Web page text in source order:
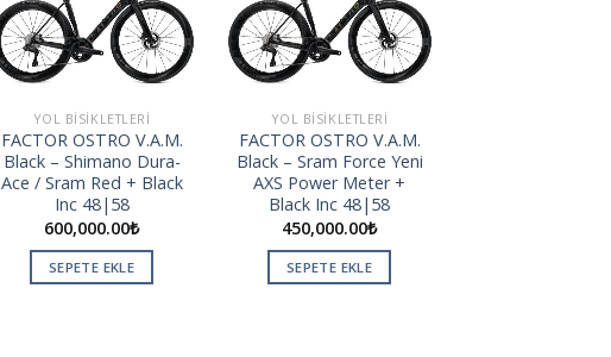
wishlist
YOL BISIKLETLERI
FACTOR OSTRO V.A.M.
Black – Shimano Dura-
Ace / Sram Red + Black
Inc 48|58
600,000.00₺
SEPETE EKLE
wishlist
YOL BISIKLETLERI
FACTOR OSTRO V.A.M.
Black – Sram Force Yeni
AXS Power Meter +
Black Inc 48|58
450,000.00₺
SEPETE EKLE